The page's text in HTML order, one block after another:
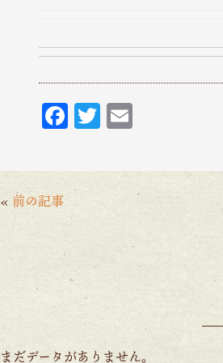
F
ac
eb
o
T
w
itt ai
l
« 前の記事
まだデータがありません。